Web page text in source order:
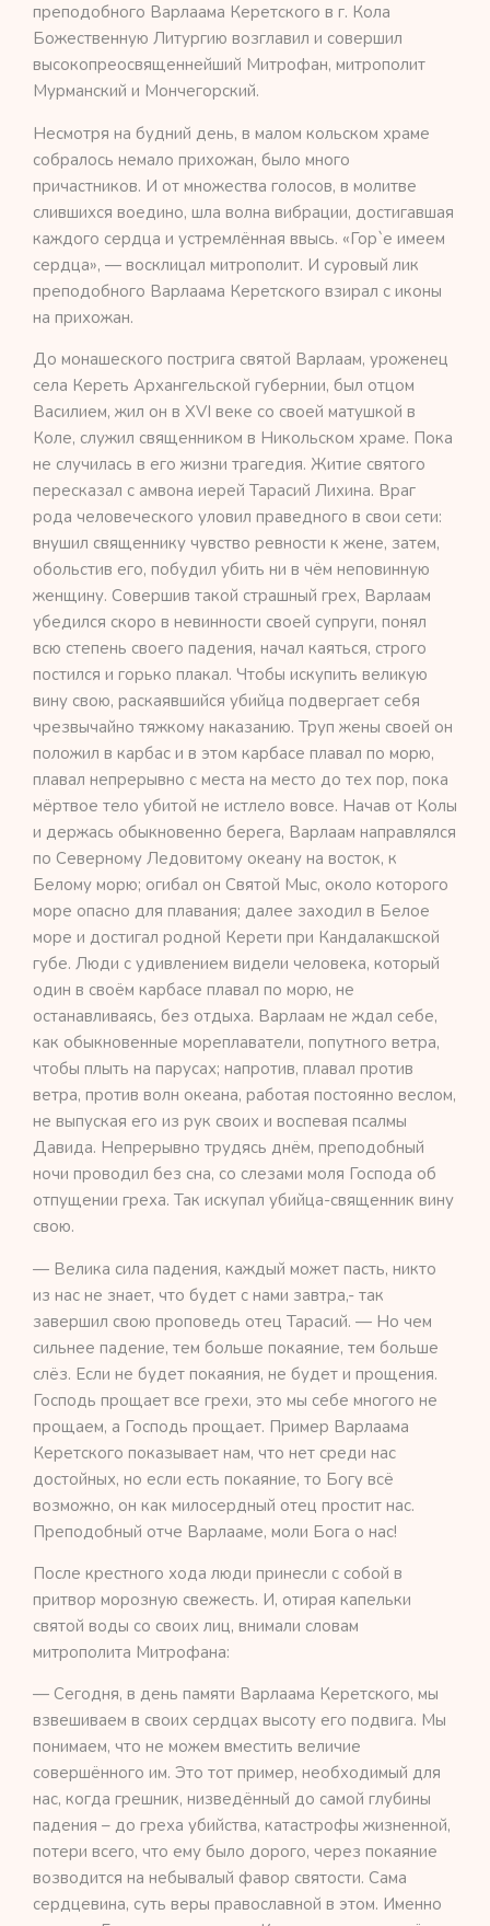
преподобного Варлаама Керетского в г. Кола
Божественную Литургию возглавил и совершил
высокопреосвященнейший Митрофан, митрополит
Мурманский и Мончегорский.
Несмотря на будний день, в малом кольском храме
собралось немало прихожан, было много
причастников. И от множества голосов, в молитве
слившихся воедино, шла волна вибрации, достигавшая
каждого сердца и устремлённая ввысь. «Гор`е имеем
сердца», — восклицал митрополит. И суровый лик
преподобного Варлаама Керетского взирал с иконы
на прихожан.
До монашеского пострига святой Варлаам, уроженец
села Кереть Архангельской губернии, был отцом
Василием, жил он в XVI веке со своей матушкой в
Коле, служил священником в Никольском храме. Пока
не случилась в его жизни трагедия. Житие святого
пересказал с амвона иерей Тарасий Лихина. Враг
рода человеческого уловил праведного в свои сети:
внушил священнику чувство ревности к жене, затем,
обольстив его, побудил убить ни в чём неповинную
женщину. Совершив такой страшный грех, Варлаам
убедился скоро в невинности своей супруги, понял
всю степень своего падения, начал каяться, строго
постился и горько плакал. Чтобы искупить великую
вину свою, раскаявшийся убийца подвергает себя
чрезвычайно тяжкому наказанию. Труп жены своей он
положил в карбас и в этом карбасе плавал по морю,
плавал непрерывно с места на место до тех пор, пока
мёртвое тело убитой не истлело вовсе. Начав от Колы
и держась обыкновенно берега, Варлаам направлялся
по Северному Ледовитому океану на восток, к
Белому морю; огибал он Святой Мыс, около которого
море опасно для плавания; далее заходил в Белое
море и достигал родной Керети при Кандалакшской
губе. Люди с удивлением видели человека, который
один в своём карбасе плавал по морю, не
останавливаясь, без отдыха. Варлаам не ждал себе,
как обыкновенные мореплаватели, попутного ветра,
чтобы плыть на парусах; напротив, плавал против
ветра, против волн океана, работая постоянно веслом,
не выпуская его из рук своих и воспевая псалмы
Давида. Непрерывно трудясь днём, преподобный
ночи проводил без сна, со слезами моля Господа об
отпущении греха. Так искупал убийца-священник вину
свою.
— Велика сила падения, каждый может пасть, никто
из нас не знает, что будет с нами завтра,- так
завершил свою проповедь отец Тарасий. — Но чем
сильнее падение, тем больше покаяние, тем больше
слёз. Если не будет покаяния, не будет и прощения.
Господь прощает все грехи, это мы себе многого не
прощаем, а Господь прощает. Пример Варлаама
Керетского показывает нам, что нет среди нас
достойных, но если есть покаяние, то Богу всё
возможно, он как милосердный отец простит нас.
Преподобный отче Варлааме, моли Бога о нас!
После крестного хода люди принесли с собой в
притвор морозную свежесть. И, отирая капельки
святой воды со своих лиц, внимали словам
митрополита Митрофана:
— Сегодня, в день памяти Варлаама Керетского, мы
взвешиваем в своих сердцах высоту его подвига. Мы
понимаем, что не можем вместить величие
совершённого им. Это тот пример, необходимый для
нас, когда грешник, низведённый до самой глубины
падения – до греха убийства, катастрофы жизненной,
потери всего, что ему было дорого, через покаяние
возводится на небывалый фавор святости. Сама
сердцевина, суть веры православной в этом. Именно